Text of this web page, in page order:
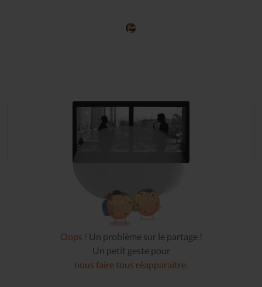
Oops ! Un problème sur le partage !
Un petit geste pour
nous faire tous réapparaître